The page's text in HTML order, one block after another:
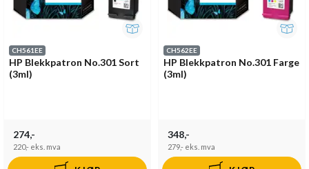
CH561EE
HP Blekkpatron No.301 Sort
(3ml)
274,-
220,- eks. mva
CH562EE
HP Blekkpatron No.301 Farge
(3ml)
348,-
279,- eks. mva